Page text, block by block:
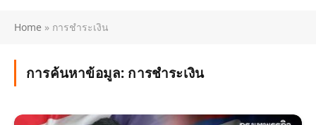
Home » การชำระเงิน
การค้นหาข้อมูล: การชำระเงิน